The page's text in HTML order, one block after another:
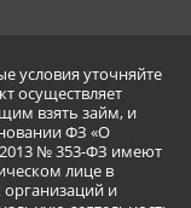
условия уточняйте
осуществляет
взять займ, и
ФЗ «О
№ 353-ФЗ имеют
лице в
и